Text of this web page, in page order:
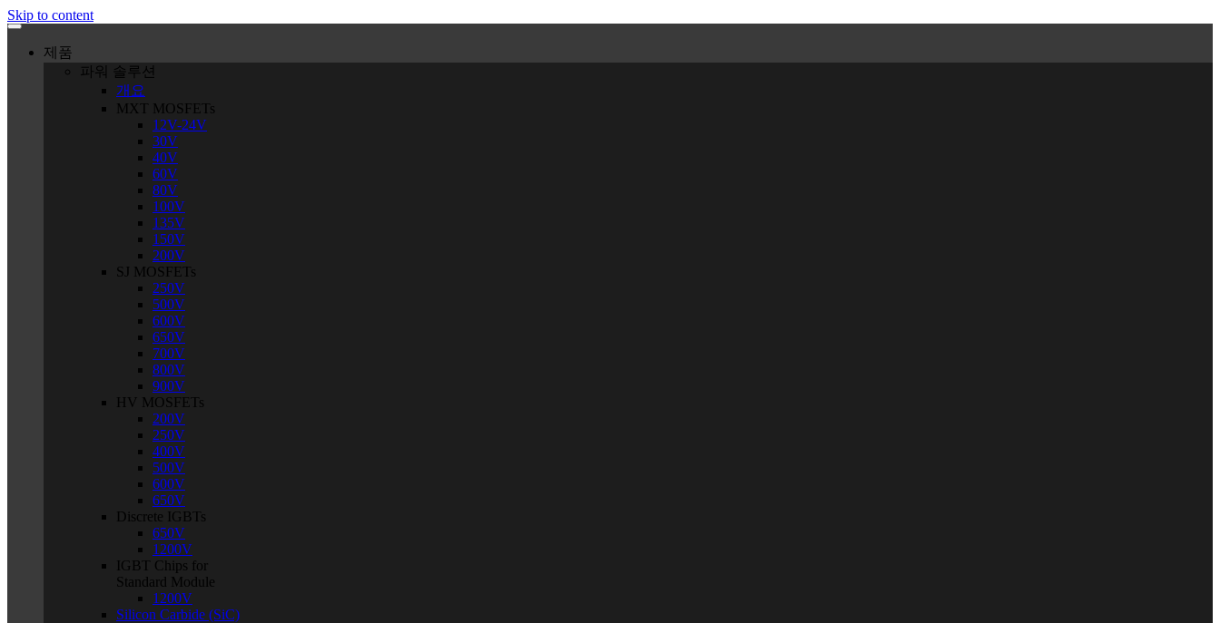
Skip to content
제품
파워 솔루션
개요
MXT MOSFETs
12V-24V
30V
40V
60V
80V
100V
135V
150V
200V
SJ MOSFETs
250V
500V
600V
650V
700V
800V
900V
HV MOSFETs
200V
250V
400V
500V
600V
650V
Discrete IGBTs
650V
1200V
IGBT Chips for
Standard Module
1200V
Silicon Carbide (SiC)